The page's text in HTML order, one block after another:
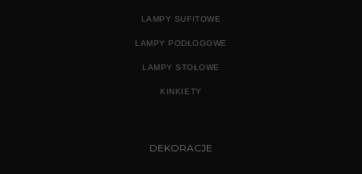
LAMPY SUFITOWE
LAMPY PODŁOGOWE
LAMPY STOŁOWE
KINKIETY
DEKORACJE